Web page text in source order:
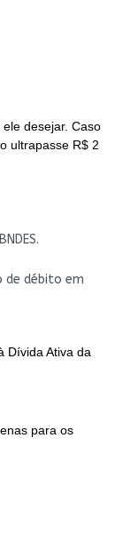
desejar. Caso
ultrapasse R$ 2
de débito em
Dívida Ativa da
para os